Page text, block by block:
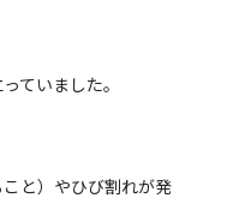
ていました。
と）やひび割れが発